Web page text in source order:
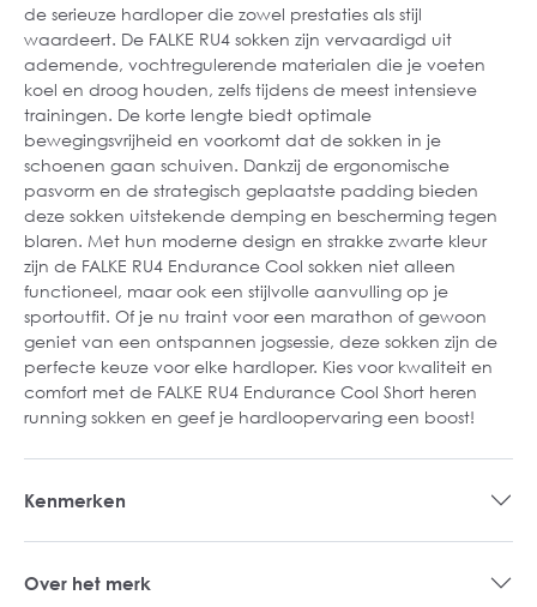
de serieuze hardloper die zowel prestaties als stijl
waardeert. De FALKE RU4 sokken zijn vervaardigd uit
ademende, vochtregulerende materialen die je voeten
koel en droog houden, zelfs tijdens de meest intensieve
trainingen. De korte lengte biedt optimale
bewegingsvrijheid en voorkomt dat de sokken in je
schoenen gaan schuiven. Dankzij de ergonomische
pasvorm en de strategisch geplaatste padding bieden
deze sokken uitstekende demping en bescherming tegen
blaren. Met hun moderne design en strakke zwarte kleur
zijn de FALKE RU4 Endurance Cool sokken niet alleen
functioneel, maar ook een stijlvolle aanvulling op je
sportoutfit. Of je nu traint voor een marathon of gewoon
geniet van een ontspannen jogsessie, deze sokken zijn de
perfecte keuze voor elke hardloper. Kies voor kwaliteit en
comfort met de FALKE RU4 Endurance Cool Short heren
running sokken en geef je hardloopervaring een boost!
Kenmerken
Over het merk